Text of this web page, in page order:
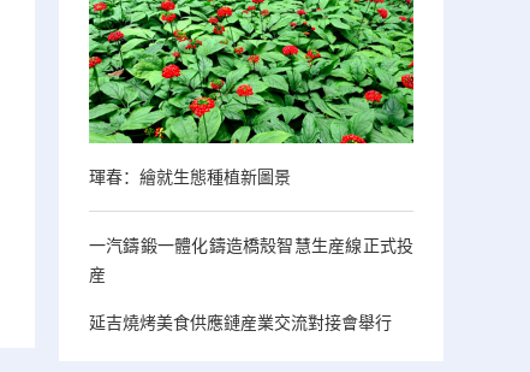
琿春：繪就生態種植新圖景
一汽鑄鍛一體化鑄造橋殼智慧生産線正式投
産
延吉燒烤美食供應鏈産業交流對接會舉行